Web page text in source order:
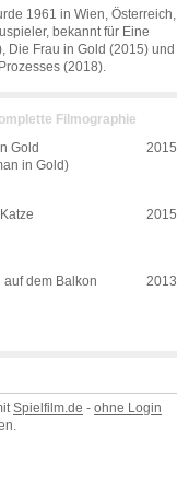
1961 in Wien, Österreich,
bekannt für Eine
Die Frau in Gold (2015) und
(2018).
Filmographie
Gold
in Gold)
2015
2015
auf dem Balkon 2013
Spielfilm.de - ohne Login